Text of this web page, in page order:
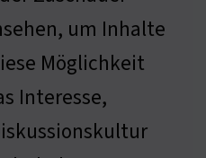
um Inhalte
Möglichkeit
Interesse,